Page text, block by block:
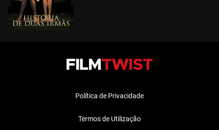
Política de Privacidade
Termos de Utilização